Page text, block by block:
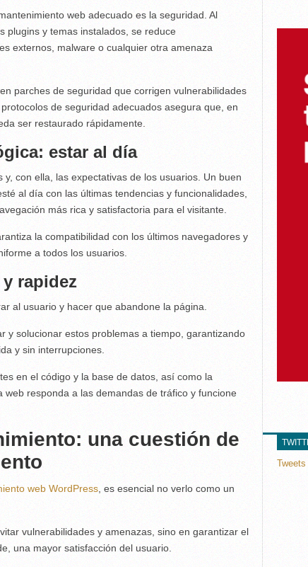
web adecuado es la seguridad. Al
plugins y temas instalados, se reduce
externos, malware o cualquier otra amenaza
parches de seguridad que corrigen vulnerabilidades
de seguridad adecuados asegura que, en
ser restaurado rápidamente.
estar al día
con ella, las expectativas de los usuarios. Un buen
al día con las últimas tendencias y funcionalidades,
más rica y satisfactoria para el visitante.
la compatibilidad con los últimos navegadores y
a todos los usuarios.
rapidez
al usuario y hacer que abandone la página.
y solucionar estos problemas a tiempo, garantizando
y sin interrupciones.
en el código y la base de datos, así como la
responda a las demandas de tráfico y funcione
una cuestión de
web WordPress , es esencial no verlo como un
vulnerabilidades y amenazas, sino en garantizar el
una mayor satisfacción del usuario.